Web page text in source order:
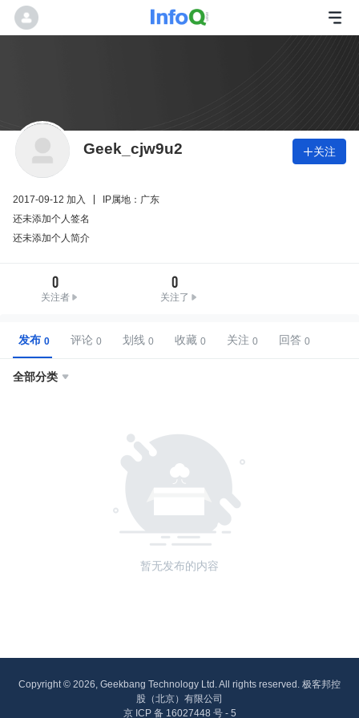
Geek_cjw9u2 关注
2017-09-12 加入
IP属地：广东
还未添加个人签名
还未添加个人简介
0
关注者
0
关注了
发布 评论 划线 收藏 关注 回答
全部分类 
暂无发布的内容
Copyright © 2026, Geekbang Technology Ltd. All rights reserved. 极客邦控
股（北京）有限公司
京 ICP 备 16027448 号 - 5